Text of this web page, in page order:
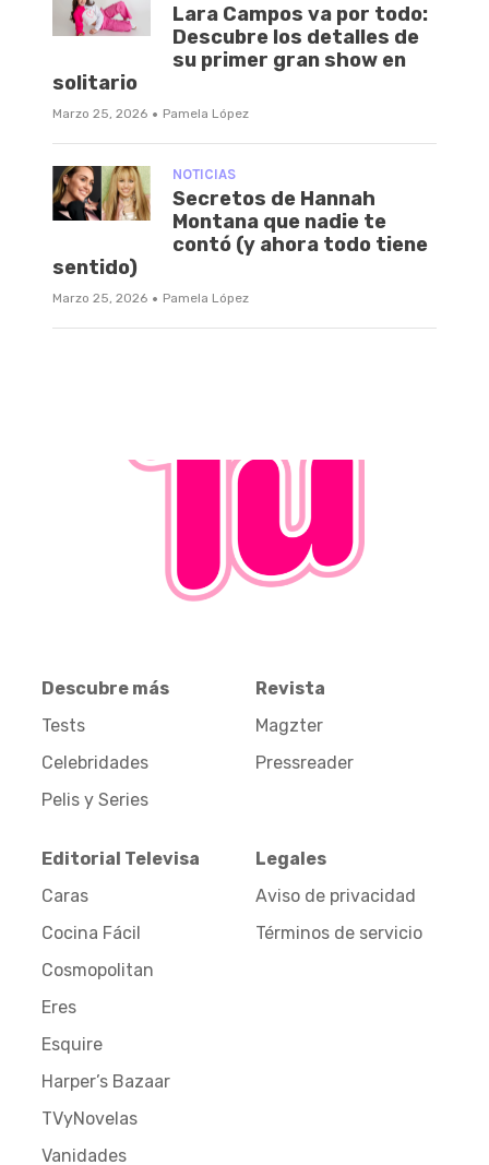
Lara Campos va por todo:
Descubre los detalles de
su primer gran show en
solitario
Marzo 25, 2026 · Pamela López
NOTICIAS
Secretos de Hannah
Montana que nadie te
contó (y ahora todo tiene
sentido)
Marzo 25, 2026 · Pamela López
Descubre más
Tests
Celebridades
Pelis y Series
Revista
Magzter
Pressreader
Editorial Televisa
Caras
Cocina Fácil
Cosmopolitan
Eres
Esquire
Harper’s Bazaar
TVyNovelas
Vanidades
Legales
Aviso de privacidad
Términos de servicio